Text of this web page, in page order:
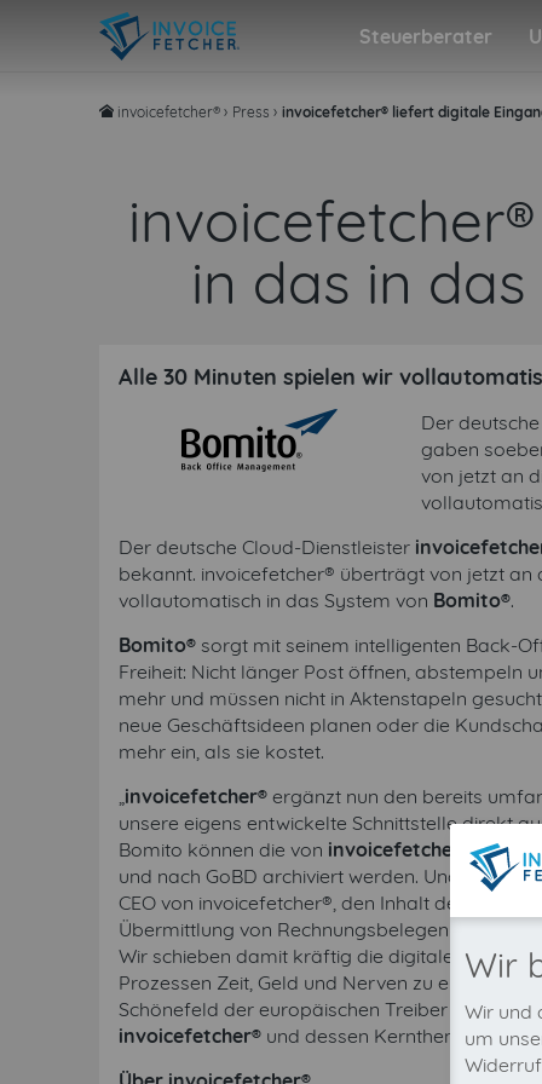
Steuerberater
home invoicefetcher® › Press › invoicefetcher® liefert digitale
in das in
Alle 30 Minuten spielen wir
Der
gaben
von jetzt an
Der deutsche Cloud-Dienstleister
bekannt. invoicefetcher® überträgt von jetzt
vollautomatisch in das System von Bomito®.
Bomito® sorgt mit seinem intelligenten Back-
Freiheit: Nicht länger Post öffnen, abstempeln
mehr und müssen nicht in Aktenstapeln
neue Geschäftsideen planen oder die
mehr ein, als sie kostet.
„invoicefetcher® ergänzt nun den bereits
unsere eigens entwickelte Schnittstelle direkt
Bomito können die von invoicefetcher®
und nach GoBD archiviert werden. Und das
CEO von invoicefetcher®, den Inhalt der
Übermittlung von Rechnungsbelegen
Wir schieben damit kräftig die digitale
Prozessen Zeit, Geld und Nerven zu
Schönefeld der europäischen Treiber der
invoicefetcher® und dessen Kernthemen
Wir
Wir und
um